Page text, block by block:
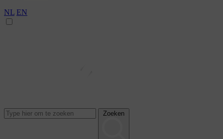
NL EN
Zoeken